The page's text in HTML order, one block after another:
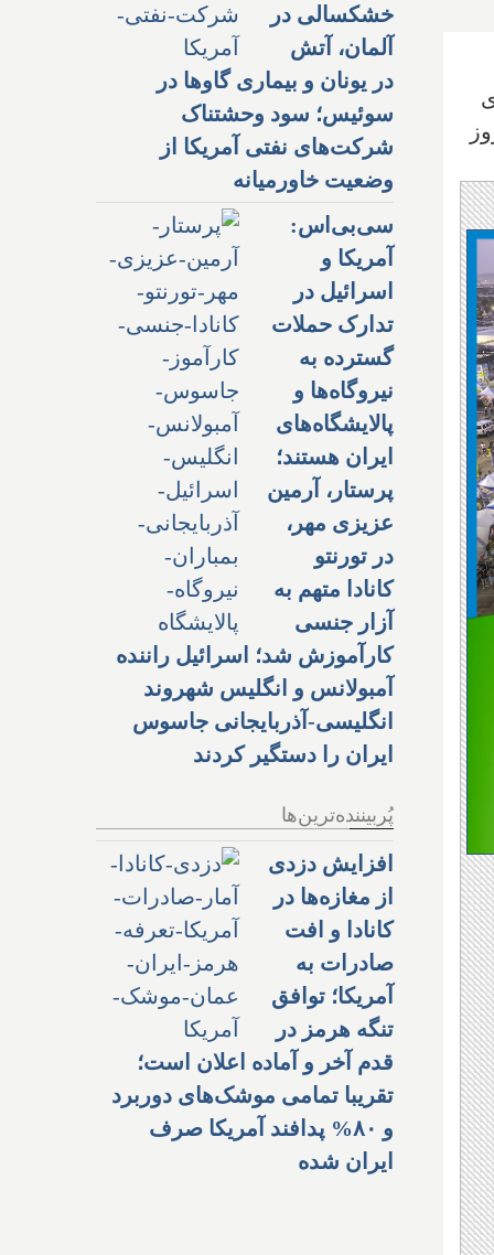
خشکسالی در
آلمان، آتش
در یونان و بیماری گاوها در
سوئیس؛ سود وحشتناک
شرکت‌های نفتی آمریکا از
وضعیت خاورمیانه
سی‌بی‌اس:
آمریکا و
اسرائیل در
تدارک حملات
گسترده به
نیروگاه‌ها و
پالایشگاه‌های
ایران هستند؛
پرستار، آرمین
عزیزی مهر،
در تورنتو
کانادا متهم به
آزار جنسی
کارآموزش شد؛ اسرائیل راننده
آمبولانس و انگلیس شهروند
انگلیسی-آذربایجانی جاسوس
ایران را دستگیر کردند
پُربیننده‌ترین‌ها
افزایش دزدی
از مغازه‌ها در
کانادا و افت
صادرات به
آمریکا؛ توافق
تنگه هرمز در
قدم آخر و آماده اعلان است؛
تقریبا تمامی موشک‌های دوربرد
و ۸۰% پدافند آمریکا صرف
ایران شده